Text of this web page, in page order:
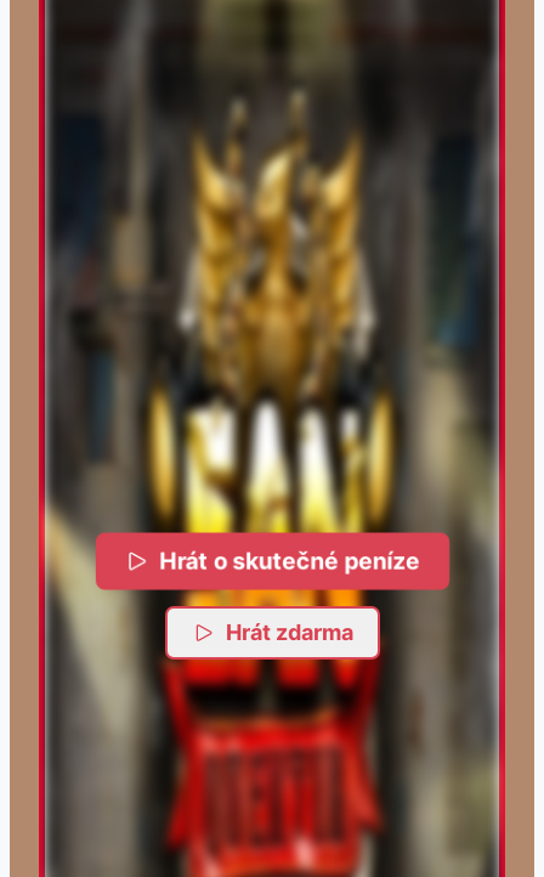
Hrát o skutečné peníze
Hrát zdarma